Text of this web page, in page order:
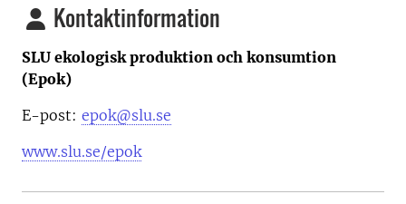
Kontaktinformation
SLU ekologisk produktion och konsumtion
(Epok)
E-post: epok@slu.se
www.slu.se/epok